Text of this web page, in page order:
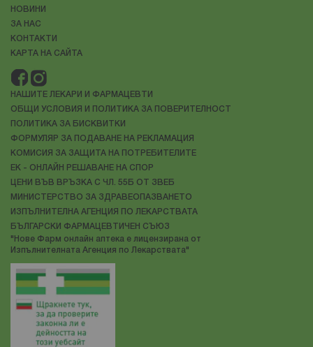
НОВИНИ
ЗА НАС
КОНТАКТИ
КАРТА НА САЙТА
НАШИТЕ ЛЕКАРИ И ФАРМАЦЕВТИ
ОБЩИ УСЛОВИЯ И ПОЛИТИКА ЗА ПОВЕРИТЕЛНОСТ
ПОЛИТИКА ЗА БИСКВИТКИ
ФОРМУЛЯР ЗА ПОДАВАНЕ НА РЕКЛАМАЦИЯ
КОМИСИЯ ЗА ЗАЩИТА НА ПОТРЕБИТЕЛИТЕ
ЕК - ОНЛАЙН РЕШАВАНЕ НА СПОР
ЦЕНИ ВЪВ ВРЪЗКА С ЧЛ. 55Б ОТ ЗВЕБ
МИНИСТЕРСТВО ЗА ЗДРАВЕОПАЗВАНЕТО
ИЗПЪЛНИТЕЛНА АГЕНЦИЯ ПО ЛЕКАРСТВАТА
БЪЛГАРСКИ ФАРМАЦЕВТИЧЕН СЪЮЗ
"Нове Фарм онлайн аптека е лицензирана от
Изпълнителната Агенция по Лекарствата"